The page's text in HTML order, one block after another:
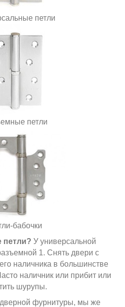
петли
петли
бабочки
петли? У универсальной
1. Снять двери с
наличника в большинстве
наличник или прибит или
шурупы.
фурнитуры, мы же